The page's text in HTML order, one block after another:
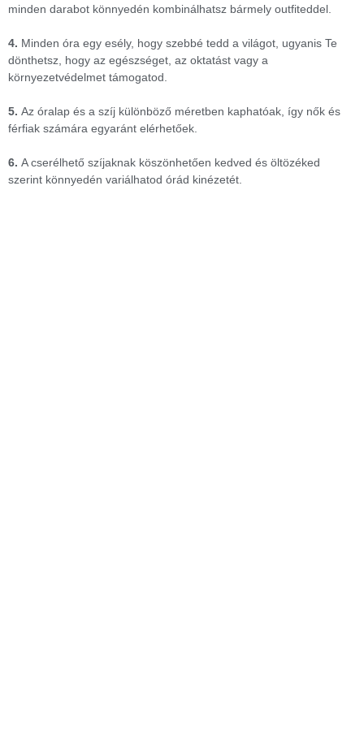
minden darabot könnyedén kombinálhatsz bármely outfiteddel.
4. Minden óra egy esély, hogy szebbé tedd a világot, ugyanis Te
dönthetsz, hogy az egészséget, az oktatást vagy a
környezetvédelmet támogatod.
5. Az óralap és a szíj különböző méretben kaphatóak, így nők és
férfiak számára egyaránt elérhetőek.
6. A cserélhető szíjaknak köszönhetően kedved és öltözéked
szerint könnyedén variálhatod órád kinézetét.